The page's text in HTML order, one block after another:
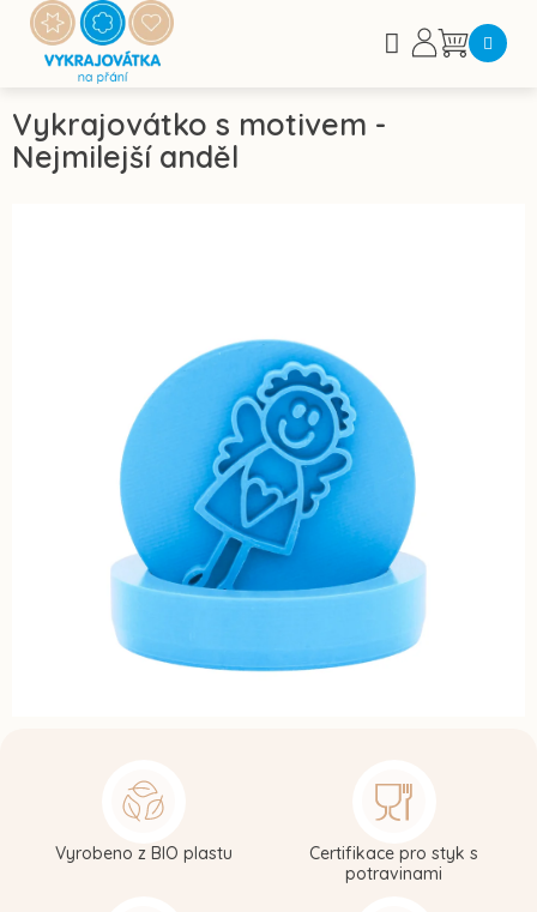
Přejít
obsah
Nákupní
Vykrajovátko s motivem -
Nejmilejší anděl
Vyrobeno z BIO plastu
Certifikace pro styk s
potravinami